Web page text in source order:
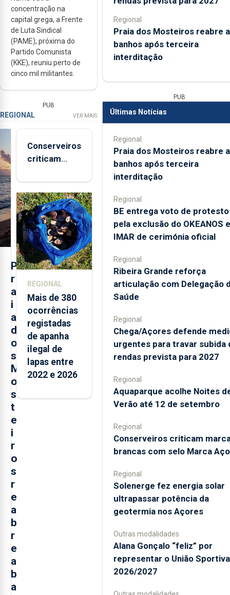
concentração na
capital grega, a Frente
de Luta Sindical
(PAME), próxima do
Partido Comunista
(KKE), reuniu perto de
cinco mil militantes.
PUB
REGIONAL VER MAIS
P
r
a
i
a
d
o
s
M
o
s
t
e
i
r
o
s
r
e
a
b
r
e
a
b
a
Conserveiros
criticam
brancas com
selo Marca
Açores
REGIONAL
Mais de 380
ocorrências
registadas
de apanha
ilegal de
lapas entre
2022 e 2026
Regional
Praia dos Mosteiros reabre a
banhos após terceira
interditação
PUB
Últimas Notícias
Regional
Praia dos Mosteiros reabre a
banhos após terceira
interditação
Regional
BE entrega voto de protesto
pela exclusão do OKEANOS e
IMAR de cerimónia oficial
Regional
Ribeira Grande reforça
articulação com Delegação
Saúde
Regional
Chega/Açores defende
urgentes para travar subida
rendas prevista para 2027
Regional
Aquaparque acolhe Noites
Verão até 12 de setembro
Regional
Conserveiros criticam
brancas com selo Marca
Regional
Solenerge fez energia solar
ultrapassar potência da
geotermia nos Açores
Outras modalidades
Alana Gonçalo “feliz” por
representar o União
2026/2027